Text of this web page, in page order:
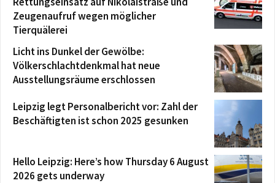
Zeugenaufruf wegen möglicher
Tierquälerei
Licht ins Dunkel der Gewölbe:
Völkerschlachtdenkmal hat neue
Ausstellungsräume erschlossen
Leipzig legt Personalbericht vor: Zahl der
Beschäftigten ist schon 2025 gesunken
Hello Leipzig: Here’s how Thursday 6 August
2026 gets underway